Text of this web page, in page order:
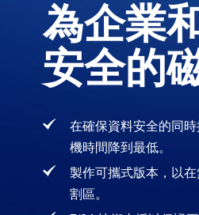
為企業
安全的
在確保資料安全的同
機時間降到最低。
製作可攜式版本，以
割區。